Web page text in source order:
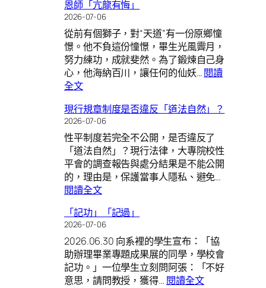
的
因
與
果
感
情
的
人
生
象
程
恩師「亢龍有悔」
2026-07-06
從前有個獅子，對“天道”有一份原鄉憧
憬。他不負這份憧憬，畢生光風霽月，
努力練功，成就斐然。為了鍛煉自己身
心，他海納百川，讓任何的仙妖…閱讀
全文:
師
「亢
龍
有
悔」
現行規章制度是否違反「道法自然」？
2026-07-06
性平制度若完全不公開，是否違反了
「道法自然」？現行法律，大專院校性
平會的調查報告與處分結果是不能公開
的，理由是，保護當事人隱私、避免…
閱讀全文:
行
規
章
制
度
是
「記功」「記過」
2026-07-06
2026.06.30 向系裡的學生宣布：「協
助辦理畢業專題成果展的同學，學校會
記功。」一位學生立刻問阿張：「不好
意思，請問教授，獲得… 閱讀全文: